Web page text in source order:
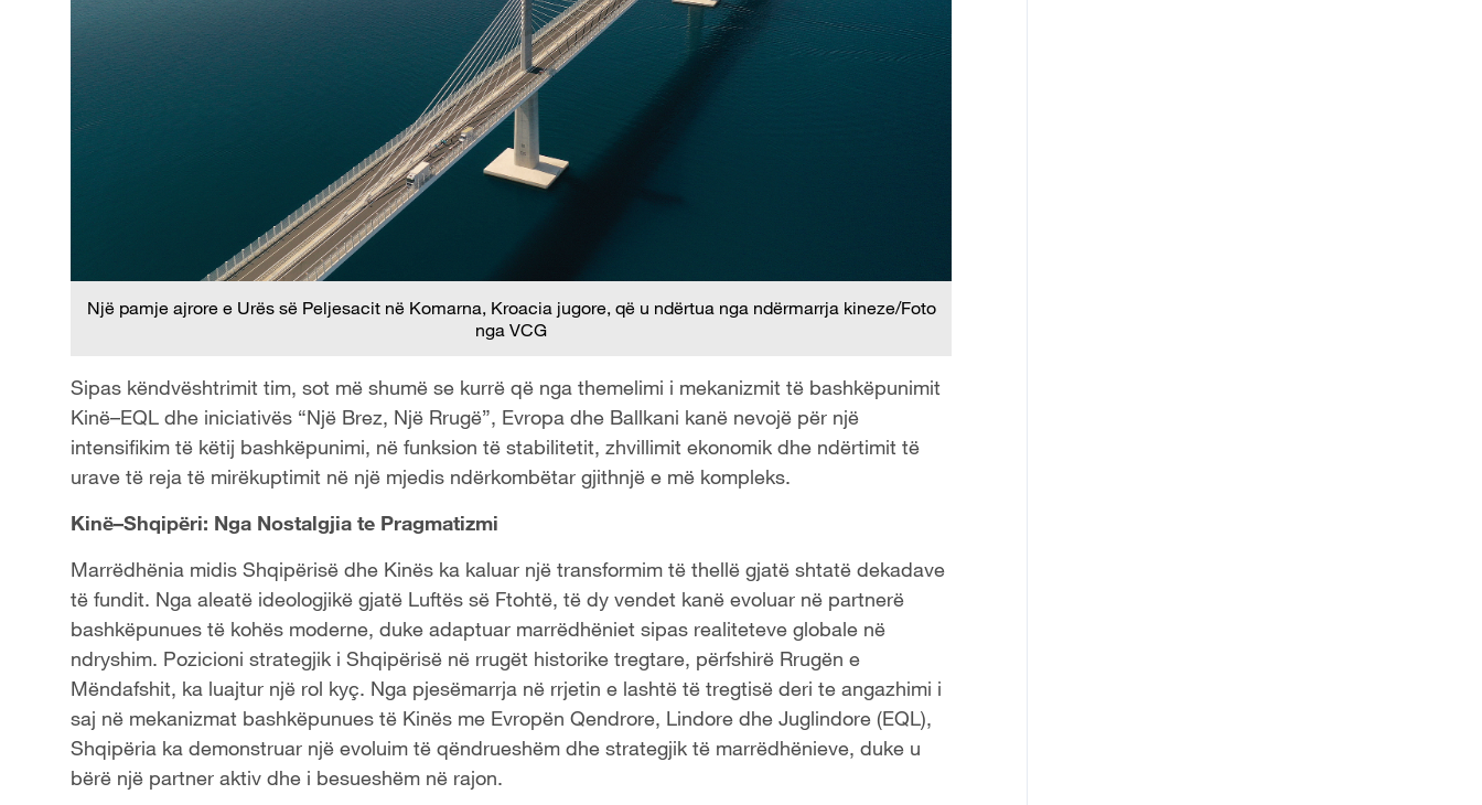
Një pamje ajrore e Urës së Peljesacit në Komarna, Kroacia jugore, që u ndërtua nga ndërmarrja kineze/Foto
nga VCG
Sipas këndvështrimit tim, sot më shumë se kurrë që nga themelimi i mekanizmit të bashkëpunimit
Kinë–EQL dhe iniciativës “Një Brez, Një Rrugë”, Evropa dhe Ballkani kanë nevojë për një
intensifikim të këtij bashkëpunimi, në funksion të stabilitetit, zhvillimit ekonomik dhe ndërtimit të
urave të reja të mirëkuptimit në një mjedis ndërkombëtar gjithnjë e më kompleks.
Kinë–Shqipëri: Nga Nostalgjia te Pragmatizmi
Marrëdhënia midis Shqipërisë dhe Kinës ka kaluar një transformim të thellë gjatë shtatë dekadave
të fundit. Nga aleatë ideologjikë gjatë Luftës së Ftohtë, të dy vendet kanë evoluar në partnerë
bashkëpunues të kohës moderne, duke adaptuar marrëdhëniet sipas realiteteve globale në
ndryshim. Pozicioni strategjik i Shqipërisë në rrugët historike tregtare, përfshirë Rrugën e
Mëndafshit, ka luajtur një rol kyç. Nga pjesëmarrja në rrjetin e lashtë të tregtisë deri te angazhimi i
saj në mekanizmat bashkëpunues të Kinës me Evropën Qendrore, Lindore dhe Juglindore (EQL),
Shqipëria ka demonstruar një evoluim të qëndrueshëm dhe strategjik të marrëdhënieve, duke u
bërë një partner aktiv dhe i besueshëm në rajon.